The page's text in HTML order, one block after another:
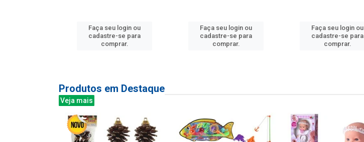
Faça seu login ou
cadastre-se para
comprar.
Faça seu login ou
cadastre-se para
comprar.
Faça seu login ou
cadastre-se para
comprar.
Produtos em Destaque
Veja mais